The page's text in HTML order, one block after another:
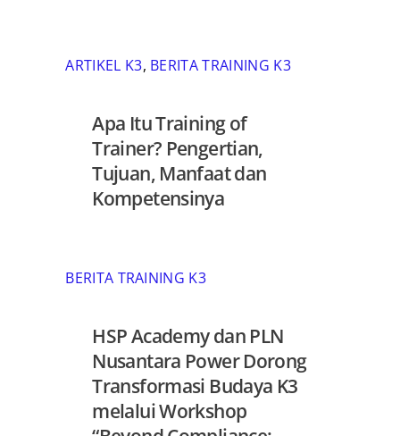
ARTIKEL K3, BERITA TRAINING K3
Apa Itu Training of
Trainer? Pengertian,
Tujuan, Manfaat dan
Kompetensinya
BERITA TRAINING K3
HSP Academy dan PLN
Nusantara Power Dorong
Transformasi Budaya K3
melalui Workshop